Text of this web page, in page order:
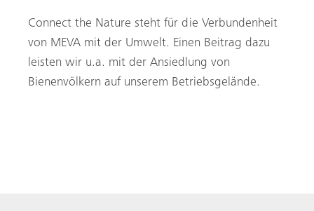
Connect the Nature steht für die Verbundenheit
von MEVA mit der Umwelt. Einen Beitrag dazu
leisten wir u.a. mit der Ansiedlung von
Bienenvölkern auf unserem Betriebsgelände.